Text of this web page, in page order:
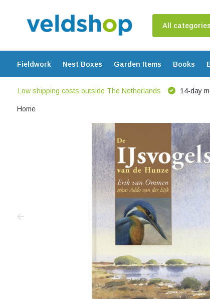
All categories
Fieldwork Nest Boxes Garden Items Books
Low shipping costs outside The Netherlands 14-day
Home